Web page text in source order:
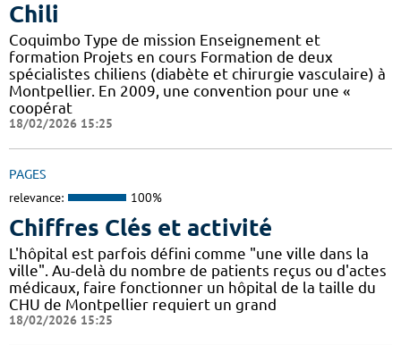
Chili
Coquimbo Type de mission Enseignement et
formation Projets en cours Formation de deux
spécialistes chiliens (diabète et chirurgie vasculaire) à
Montpellier. En 2009, une convention pour une «
coopérat
18/02/2026 15:25
PAGES
relevance: 100%
Chiffres Clés et activité
L'hôpital est parfois défini comme "une ville dans la
ville". Au-delà du nombre de patients reçus ou d'actes
médicaux, faire fonctionner un hôpital de la taille du
CHU de Montpellier requiert un grand
18/02/2026 15:25